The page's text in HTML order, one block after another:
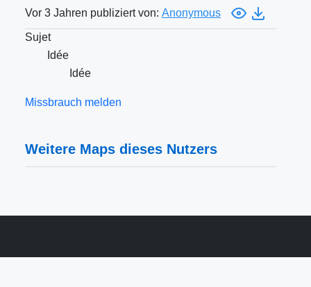
Vor 3 Jahren publiziert von: Anonymous
Sujet
Idée
Idée
Missbrauch melden
Weitere Maps dieses Nutzers